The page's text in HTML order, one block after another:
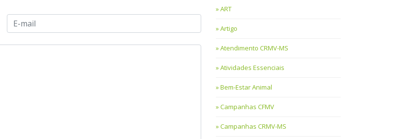
ART
Artigo
Atendimento CRMV-MS
Atividades Essenciais
Bem-Estar Animal
Campanhas CFMV
Campanhas CRMV-MS